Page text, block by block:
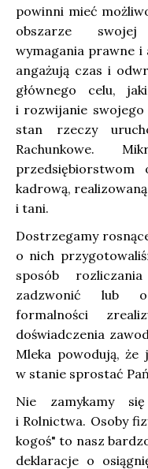
powinni mieć
obszarze swojej
wymagania prawne
angażują czas i
głównego celu,
i rozwijanie swojego
stan rzeczy
Rachunkowe.
przedsiębiorstwom
kadrową,
i tani.
Dostrzegamy
o nich
sposób
zadzwonić lub
formalności
doświadczenia
Mleka powodują, że
w stanie sprostać
Nie zamykamy
i Rolnictwa. Osoby
kogoś" to nasz
deklaracje o